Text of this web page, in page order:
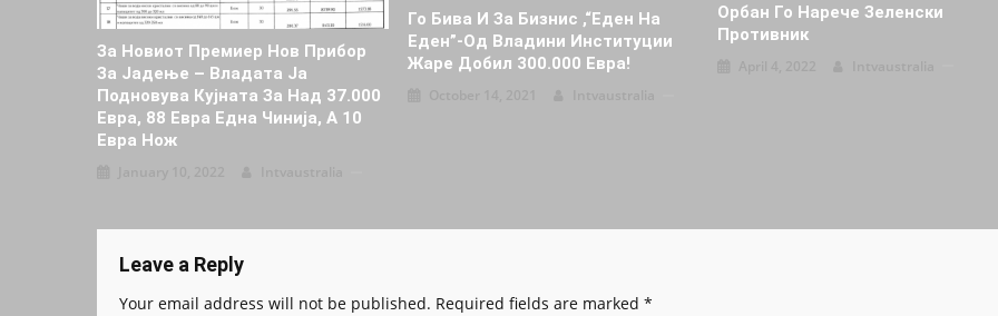
За Новиот Премиер Нов Прибор
За Јадење – Владата Ја
Подновува Кујната За Над 37.000
Евра, 88 Евра Една Чинија, А 10
Евра Нож
Го Бива И За Бизнис ,“Еден На
Еден”-Oд Владини Институции
Жаре Добил 300.000 Евра!
Орбан Го Нарече Зеленски
Противник
Leave a Reply
Your email address will not be published. Required fields are marked *